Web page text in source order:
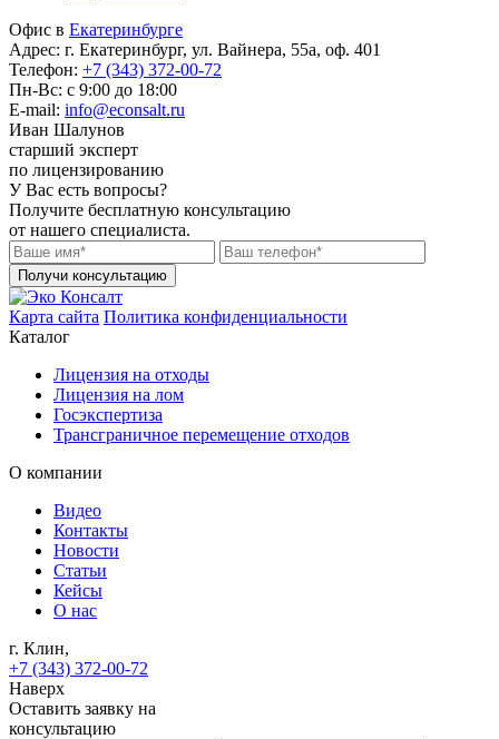
Офис в Екатеринбурге
Адрес: г. Екатеринбург, ул. Вайнера, 55а, оф. 401
Телефон: +7 (343) 372-00-72
Пн-Вс: с 9:00 до 18:00
E-mail: info@econsalt.ru
Иван Шалунов
старший эксперт
по лицензированию
У Вас есть вопросы?
Получите бесплатную консультацию
от нашего специалиста.
Получи консультацию
Карта сайта Политика конфиденциальности
Каталог
Лицензия на отходы
Лицензия на лом
Госэкспертиза
Трансграничное перемещение отходов
О компании
Видео
Контакты
Новости
Статьи
Кейсы
О нас
г. Клин,
+7 (343) 372-00-72
Наверх
Оставить заявку на
консультацию